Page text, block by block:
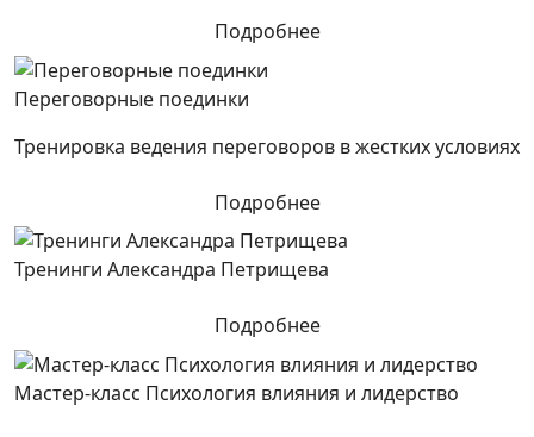
Подробнее
Переговорные поединки
Тренировка ведения переговоров в жестких условиях
Подробнее
Тренинги Александра Петрищева
Подробнее
Мастер-класс Психология влияния и лидерство